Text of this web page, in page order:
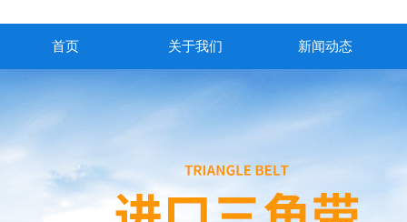
首页 关于我们 新闻动态